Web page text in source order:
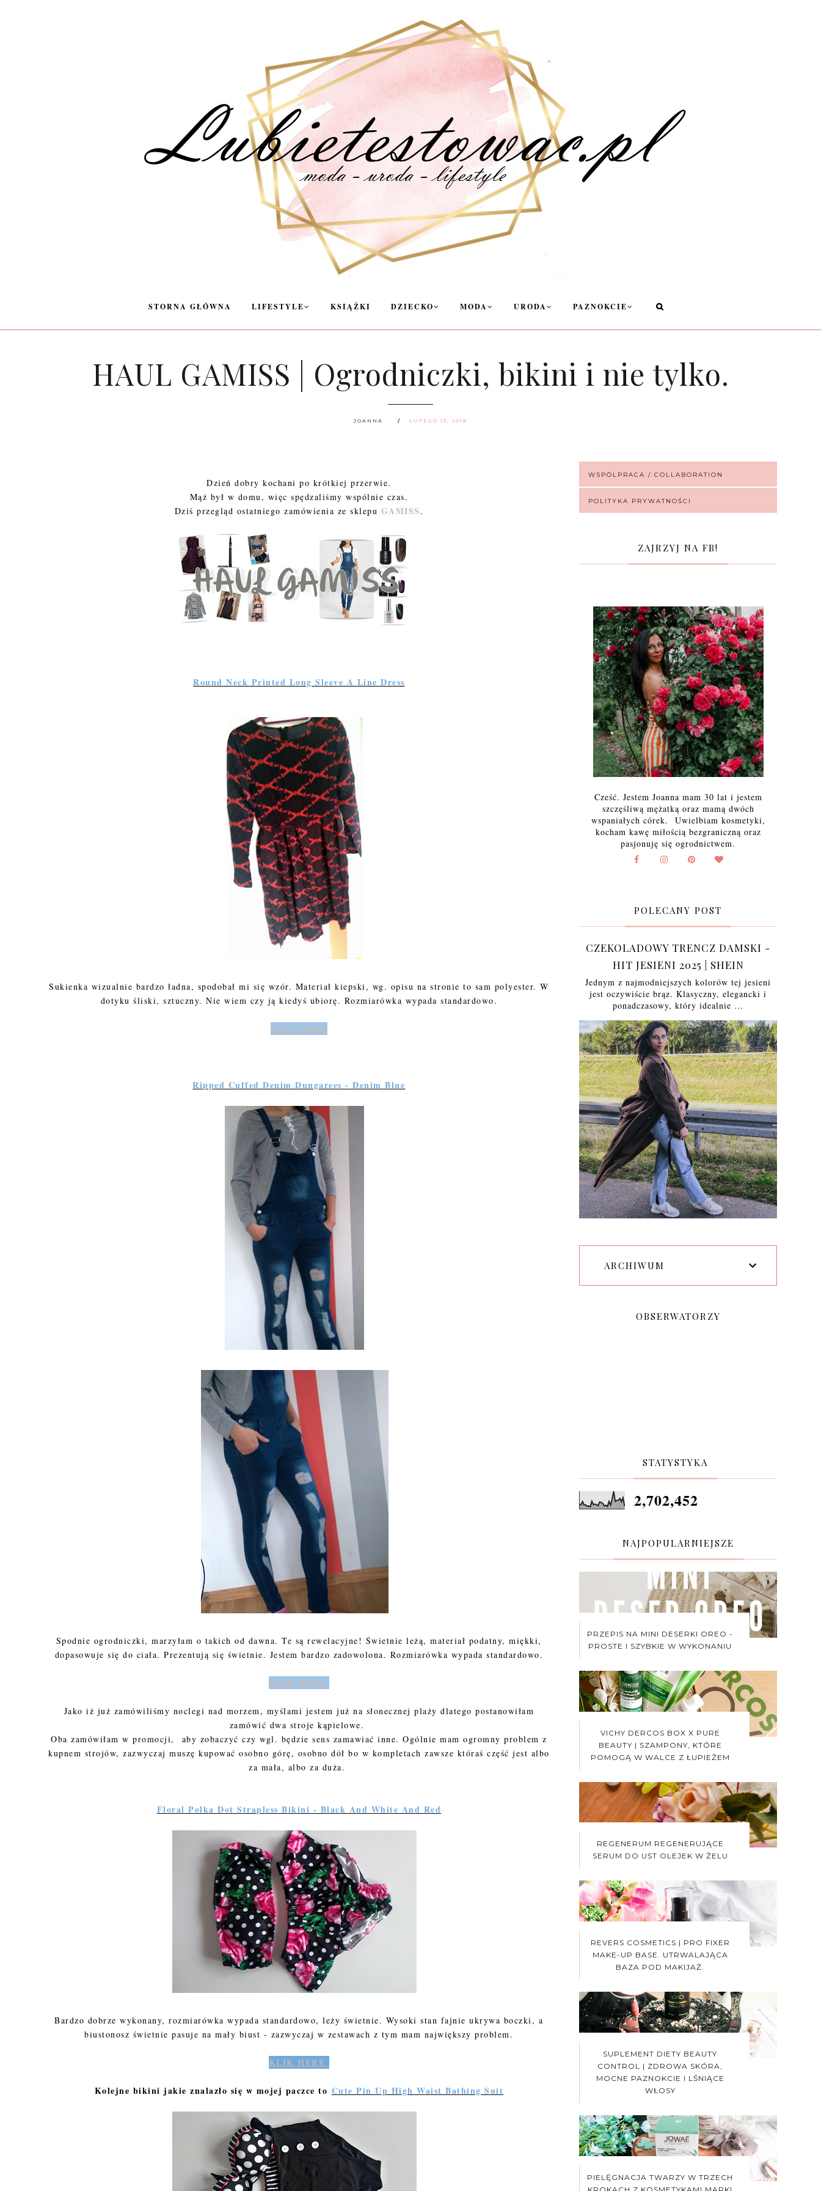
STORNA GŁÓWNA LIFESTYLE KSIĄŻKI DZIECKO MODA URODA PAZNOKCIE
HAUL GAMISS | Ogrodniczki, bikini i nie tylko.
JOANNA LUTEGO 13, 2018
Dzień dobry kochani po krótkiej przerwie.
Mąż był w domu, więc spędzaliśmy wspólnie czas.
Dziś przegląd ostatniego zamówienia ze sklepu GAMISS .
Round Neck Printed Long Sleeve A Line Dress
Sukienka wizualnie bardzo ładna, spodobał mi się wzór. Materiał kiepski, wg. opisu na stronie to sam polyester. W
dotyku śliski, sztuczny. Nie wiem czy ją kiedyś ubiorę. Rozmiarówka wypada standardowo.
KLIK HERE
Ripped Cuffed Denim Dungarees - Denim Blue
Spodnie ogrodniczki, marzyłam o takich od dawna. Te są rewelacyjne! Świetnie leżą, materiał podatny, miękki,
dopasowuje się do ciała. Prezentują się świetnie. Jestem bardzo zadowolona. Rozmiarówka wypada standardowo.
KLIK HERE
Jako iż już zamówiliśmy noclegi nad morzem, myślami jestem już na słonecznej plaży dlatego postanowiłam
zamówić dwa stroje kąpielowe.
Oba zamówiłam w promocji, aby zobaczyć czy wgl. będzie sens zamawiać inne. Ogólnie mam ogromny problem z
kupnem strojów, zazwyczaj muszę kupować osobno górę, osobno dół bo w kompletach zawsze któraś część jest albo
za mała, albo za duża.
Floral Polka Dot Strapless Bikini - Black And White And Red
Bardzo dobrze wykonany, rozmiarówka wypada standardowo, leży świetnie. Wysoki stan fajnie ukrywa boczki, a
biustonosz świetnie pasuje na mały biust - zazwyczaj w zestawach z tym mam największy problem.
KLIK HERE
Kolejne bikini jakie znalazło się w mojej paczce to Cute Pin Up High Waist Bathing Suit
WSPÓLPRACA / COLLABORATION
POLITYKA PRYWATNOŚCI
ZAJRZYJ NA FB!
Cześć. Jestem Joanna mam 30 lat i jestem
szczęśliwą mężatką oraz mamą dwóch
wspaniałych córek. Uwielbiam kosmetyki,
kocham kawę miłością bezgraniczną oraz
pasjonuję się ogrodnictwem.
POLECANY POST
CZEKOLADOWY TRENCZ DAMSKI -
HIT JESIENI 2025 | SHEIN
Jednym z najmodniejszych kolorów tej jesieni
jest oczywiście brąz. Klasyczny, elegancki i
ponadczasowy, który idealnie …
ARCHIWUM
OBSERWATORZY
STATYSTYKA
2,702,452
NAJPOPULARNIEJSZE
PRZEPIS NA MINI DESERKI OREO -
PROSTE I SZYBKIE W WYKONANIU
VICHY DERCOS BOX X PURE
BEAUTY | SZAMPONY, KTÓRE
POMOGĄ W WALCE Z ŁUPIEŻEM
REGENERUM REGENERUJĄCE
SERUM DO UST OLEJEK W ŻELU
REVERS COSMETICS | PRO FIXER
MAKE-UP BASE. UTRWALAJĄCA
BAZA POD MAKIJAŻ.
SUPLEMENT DIETY BEAUTY
CONTROL | ZDROWA SKÓRA,
MOCNE PAZNOKCIE I LŚNIĄCE
WŁOSY
PIELĘGNACJA TWARZY W TRZECH